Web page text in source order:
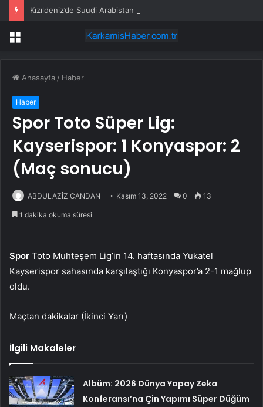
Kızıldeniz’de Suudi Arabistan gemisi vuruldu
Menü
Anasayfa / Haber
Haber
Spor Toto Süper Lig:
Kayserispor: 1 Konyaspor: 2
(Maç sonucu)
ABDULAZİZ CANDAN Kasım 13, 2022 0 13
1 dakika okuma süresi
Spor Toto Muhteşem Lig’in 14. haftasında Yukatel
Kayserispor sahasında karşılaştığı Konyaspor’a 2-1 mağlup
oldu.
Maçtan dakikalar (İkinci Yarı)
İlgili Makaleler
Albüm: 2026 Dünya Yapay Zeka
Konferansı’na Çin Yapımı Süper Düğüm